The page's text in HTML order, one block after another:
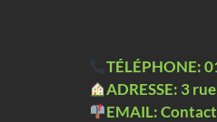
TÉLÉPHONE:
ADRESSE: 3
EMAIL: